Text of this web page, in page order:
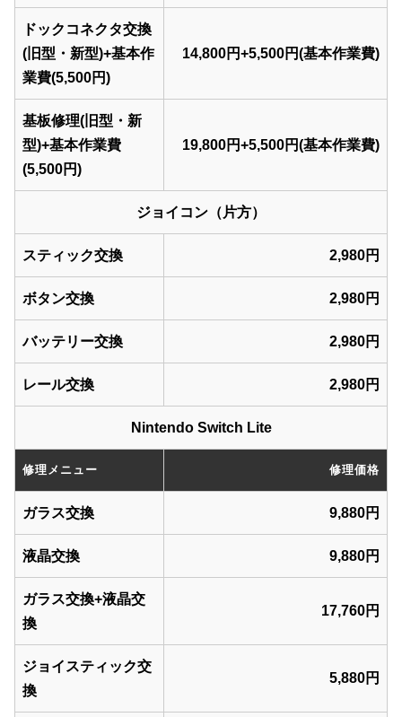
ドックコネクタ交換
(旧型・新型)+基本作
業費(5,500円)
14,800円+5,500円(基本作業費)
基板修理(旧型・新
型)+基本作業費
(5,500円)
19,800円+5,500円(基本作業費)
ジョイコン（片方）
スティック交換 2,980円
ボタン交換 2,980円
バッテリー交換 2,980円
レール交換 2,980円
Nintendo Switch Lite
修理メニュー 修理価格
ガラス交換 9,880円
液晶交換 9,880円
ガラス交換+液晶交
換
17,760円
ジョイスティック交
換
5,880円